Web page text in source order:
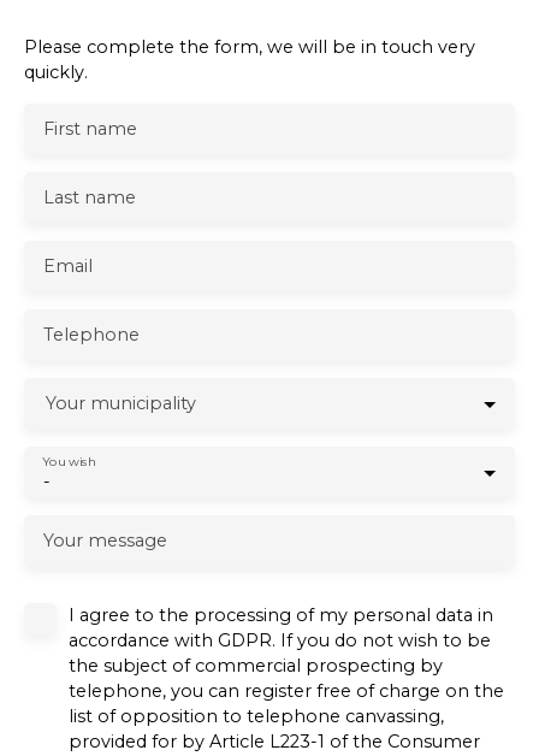
Please complete the form, we will be in touch very
quickly.
First name
Last name
Email
Telephone
Your municipality
-
You wish
Your message
I agree to the processing of my personal data in
accordance with GDPR. If you do not wish to be
the subject of commercial prospecting by
telephone, you can register free of charge on the
list of opposition to telephone canvassing,
provided for by Article L223-1 of the Consumer